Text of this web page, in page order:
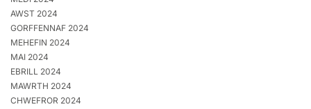
AWST 2024
GORFFENNAF 2024
MEHEFIN 2024
MAI 2024
EBRILL 2024
MAWRTH 2024
CHWEFROR 2024